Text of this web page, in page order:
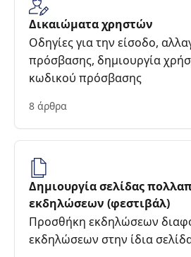
Δικαιώματα χρηστών
Οδηγίες για την είσοδο,
πρόσβασης, δημιουργία
κωδικού πρόσβασης
8 άρθρα
Δημιουργία σελίδας
εκδηλώσεων (φεστιβάλ)
Προσθήκη εκδηλώσεων
εκδηλώσεων στην ίδια